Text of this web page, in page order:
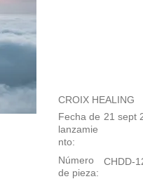
CROIX HEALING
21 sept
Fecha de
lanzamie
nto:
Número
de pieza:
CHDD-